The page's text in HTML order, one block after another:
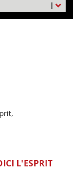
|
L'ESPRIT